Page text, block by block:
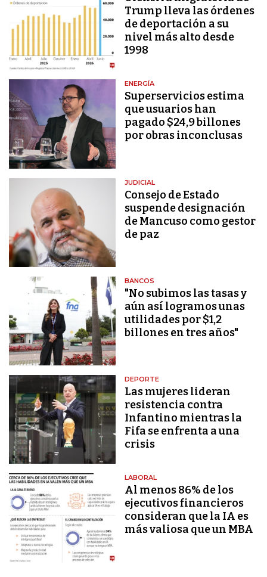
Trump lleva las órdenes
de deportación a su
nivel más alto desde
1998
ENERGÍA
Superservicios estima
que usuarios han
pagado $24,9 billones
por obras inconclusas
JUDICIAL
Consejo de Estado
suspende designación
de Mancuso como gestor
de paz
BANCOS
"No subimos las tasas y
aún así logramos unas
utilidades por $1,2
billones en tres años"
DEPORTE
Las mujeres lideran
resistencia contra
Infantino mientras la
Fifa se enfrenta a una
crisis
LABORAL
Al menos 86% de los
ejecutivos financieros
consideran que la IA es
más valiosa que un MBA